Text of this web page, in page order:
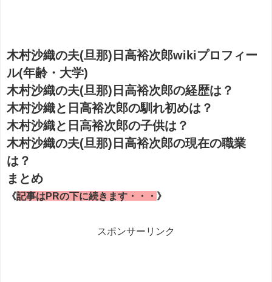
木村沙織の夫(旦那)日高裕次郎wikiプロフィー
ル(年齢・大学)
木村沙織の夫(旦那)日高裕次郎の経歴は？
木村沙織と日高裕次郎の馴れ初めは？
木村沙織と日高裕次郎の子供は？
木村沙織の夫(旦那)日高裕次郎の現在の職業
は？
まとめ
《記事はPRの下に続きます・・・ 》
スポンサーリンク